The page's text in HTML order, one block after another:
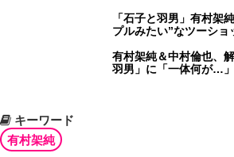
「石子と羽男」有村
プルみたい”なツーショ
有村架純＆中村倫也、
羽男」に「一体何が…」
キーワード
有村架純